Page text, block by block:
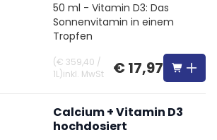
50 ml - Vitamin D3: Das
Sonnenvitamin in einem
Tropfen
(€ 359,40 /
1L)inkl. MwSt € 17,97
Calcium + Vitamin D3
hochdosiert